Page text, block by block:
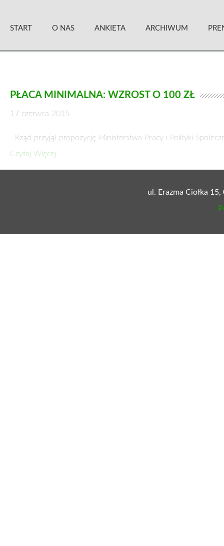
content
START O NAS ANKIETA ARCHIWUM
PŁACA MINIMALNA: WZROST O 100 ZŁ
17 czerwca 2015
Rząd przyjął propozycję Ministerstwa Pracy i Polityki
Czytaj Więcej
ul. Erazma Ciołka